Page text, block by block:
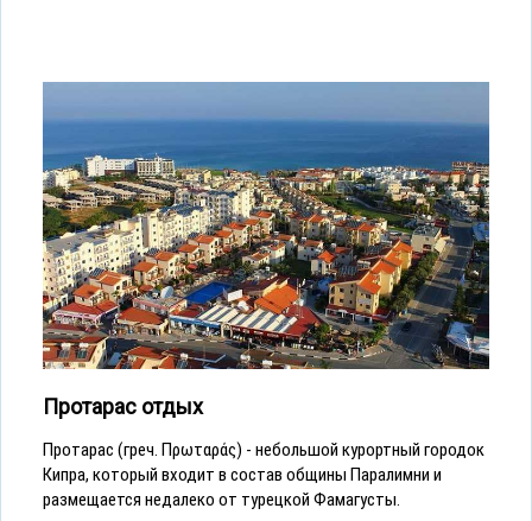
Протарас отдых
Протарас (греч. Πρωταράς) - небольшой курортный городок
Кипра, который входит в состав общины Паралимни и
размещается недалеко от турецкой Фамагусты.